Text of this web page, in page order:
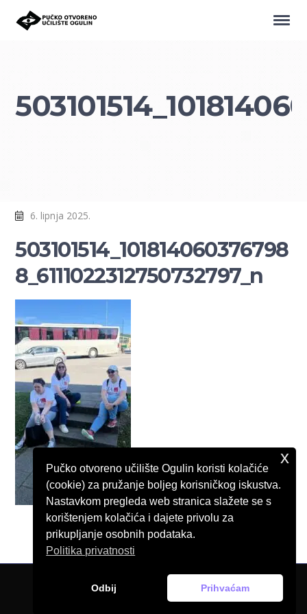
6. lipnja 2025.
503101514_101814060376798
8_6111022312750732797_n
© Pučko otvoreno učilište Ogulin, 2026.
Pučko otvoreno učilište Ogulin koristi kolačiće
(cookie) za pružanje boljeg korisničkog iskustva.
Nastavkom pregleda web stranica slažete se s
korištenjem kolačića i dajete privolu za
prikupljanje osobnih podataka.
Politika privatnosti
Odbij Prihvaćam
x